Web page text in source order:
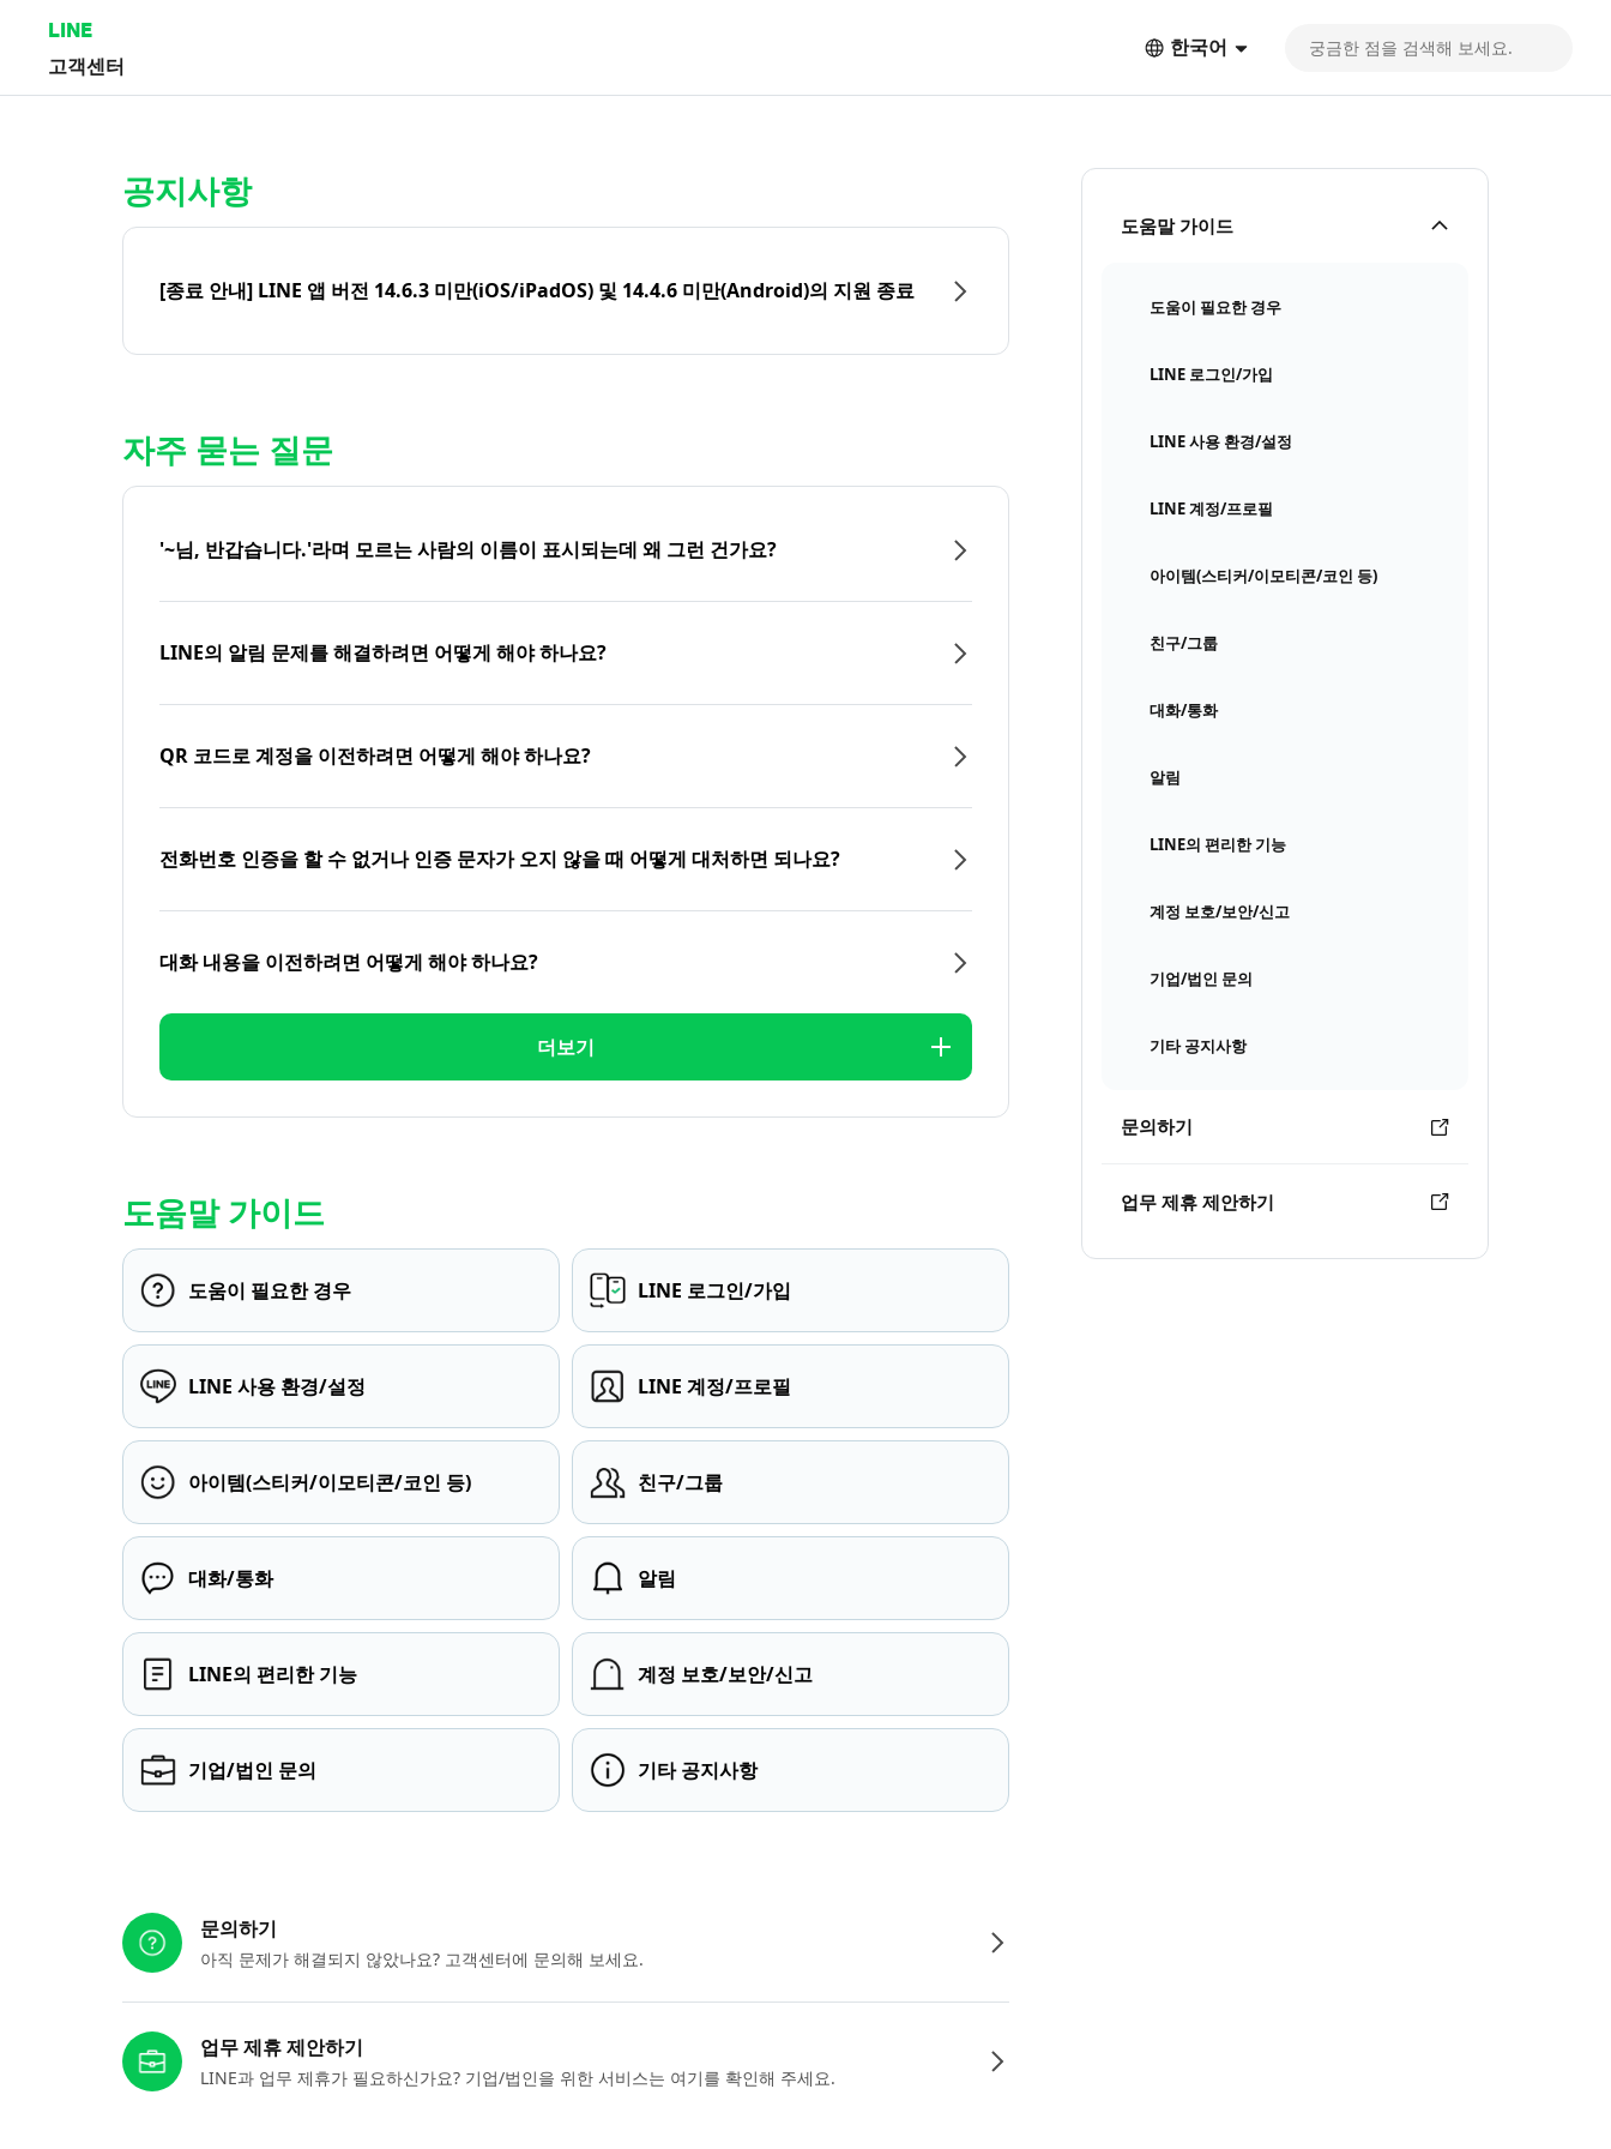
LINE
고객센터
한국어
도움말 가이드
도움이 필요한 경우
LINE 로그인/가입
LINE 사용 환경/설정
LINE 계정/프로필
아이템(스티커/이모티콘/코인 등)
친구/그룹
대화/통화
알림
LINE의 편리한 기능
계정 보호/보안/신고
기업/법인 문의
기타 공지사항
문의하기
업무 제휴 제안하기
공지사항
[종료 안내] LINE 앱 버전 14.6.3 미만(iOS/iPadOS) 및 14.4.6 미만(Android)의 지원 종료
자주 묻는 질문
'~님, 반갑습니다.'라며 모르는 사람의 이름이 표시되는데 왜 그런 건가요?
LINE의 알림 문제를 해결하려면 어떻게 해야 하나요?
QR 코드로 계정을 이전하려면 어떻게 해야 하나요?
전화번호 인증을 할 수 없거나 인증 문자가 오지 않을 때 어떻게 대처하면 되나요?
대화 내용을 이전하려면 어떻게 해야 하나요?
더보기
도움말 가이드
도움이 필요한 경우 LINE 로그인/가입
LINE 사용 환경/설정 LINE 계정/프로필
아이템(스티커/이모티콘/코인 등) 친구/그룹
대화/통화 알림
LINE의 편리한 기능 계정 보호/보안/신고
기업/법인 문의 기타 공지사항
문의하기
아직 문제가 해결되지 않았나요? 고객센터에 문의해 보세요.
업무 제휴 제안하기
LINE과 업무 제휴가 필요하신가요? 기업/법인을 위한 서비스는 여기를 확인해 주세요.